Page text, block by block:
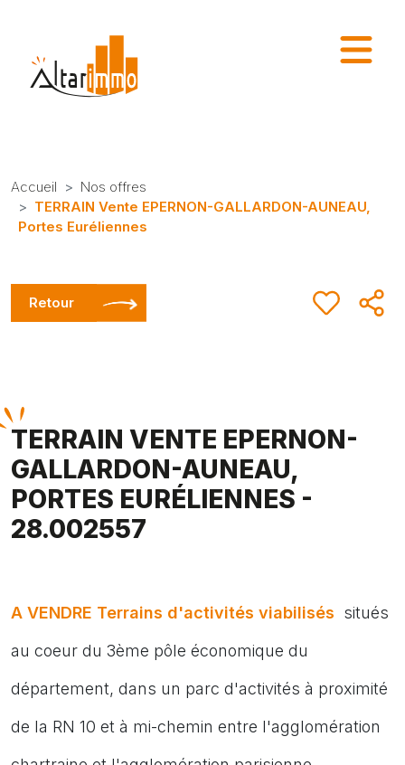
Accueil
Nos offres
TERRAIN Vente EPERNON-GALLARDON-AUNEAU,
Portes Euréliennes
Retour
TERRAIN VENTE EPERNON-
GALLARDON-AUNEAU,
PORTES EURÉLIENNES -
28.002557
A VENDRE Terrains d'activités viabilisés situés
au coeur du 3ème pôle économique du
département, dans un parc d'activités à proximité
de la RN 10 et à mi-chemin entre l'agglomération